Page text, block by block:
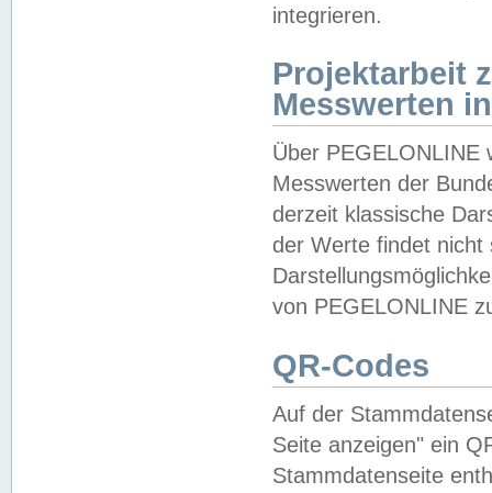
integrieren.
Projektarbeit
Messwerten
Über PEGELONLINE
Messwerten der
derzeit klassische
der Werte findet
von PEGELONLINE
QR-Codes
Auf der
Seite anzeigen" ein
Stammdatenseite